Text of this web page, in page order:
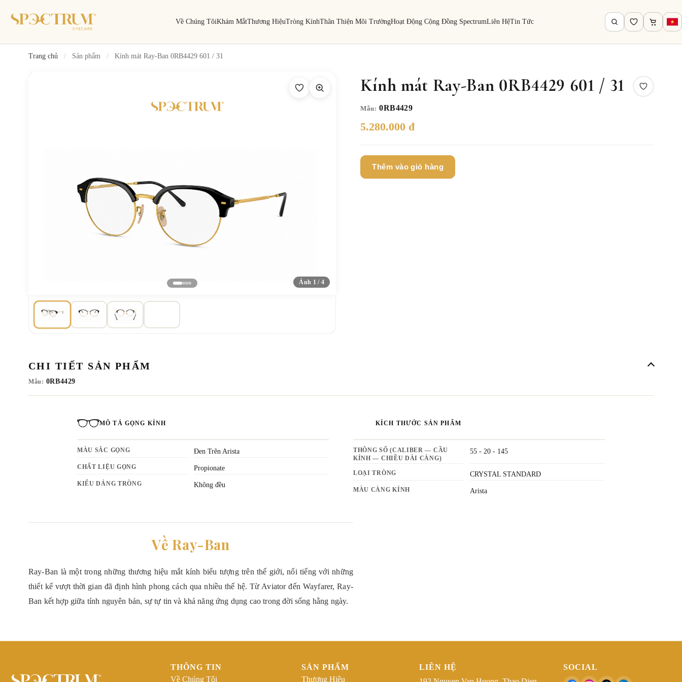
Về Chúng TôiKhám MắtThương HiệuTròng KínhThân Thiện Môi TrườngHoạt Động Cộng Đồng SpectrumLiên HệTin Tức
Trang chủ / Sản phẩm / Kính mát Ray-Ban 0RB4429 601 / 31
Ảnh 1 / 4
Kính mát Ray-Ban 0RB4429 601 / 31
Mẫu: 0RB4429
5.280.000 đ
Thêm vào giỏ hàng
CHI TIẾT SẢN PHẨM
Mẫu: 0RB4429
MÔ TẢ GỌNG KÍNH
MÀU SẮC GỌNG Đen Trên Arista
CHẤT LIỆU GỌNG Propionate
KIỂU DÁNG TRÒNG Không đều
KÍCH THƯỚC SẢN PHẨM
THÔNG SỐ (CALIBER — CẦU
KÍNH — CHIỀU DÀI CÀNG)
55 - 20 - 145
LOẠI TRÒNG CRYSTAL STANDARD
MÀU CÀNG KÍNH Arista
Về Ray-Ban
Ray-Ban là một trong những thương hiệu mắt kính biểu tượng trên thế giới, nổi tiếng với những
thiết kế vượt thời gian đã định hình phong cách qua nhiều thế hệ. Từ Aviator đến Wayfarer, Ray-
Ban kết hợp giữa tính nguyên bản, sự tự tin và khả năng ứng dụng cao trong đời sống hằng ngày.
THÔNG TIN
Về Chúng Tôi
SẢN PHẨM
Thương Hiệu
LIÊN HỆ
SOCIAL